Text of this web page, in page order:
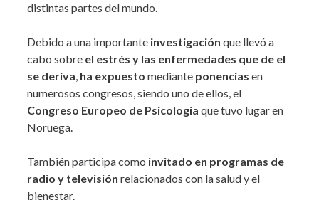
distintas partes del mundo.
Debido a una importante investigación que llevó a
cabo sobre el estrés y las enfermedades que de el
se deriva, ha expuesto mediante ponencias en
numerosos congresos, siendo uno de ellos, el
Congreso Europeo de Psicología que tuvo lugar en
Noruega.
También participa como invitado en programas de
radio y televisión relacionados con la salud y el
bienestar.